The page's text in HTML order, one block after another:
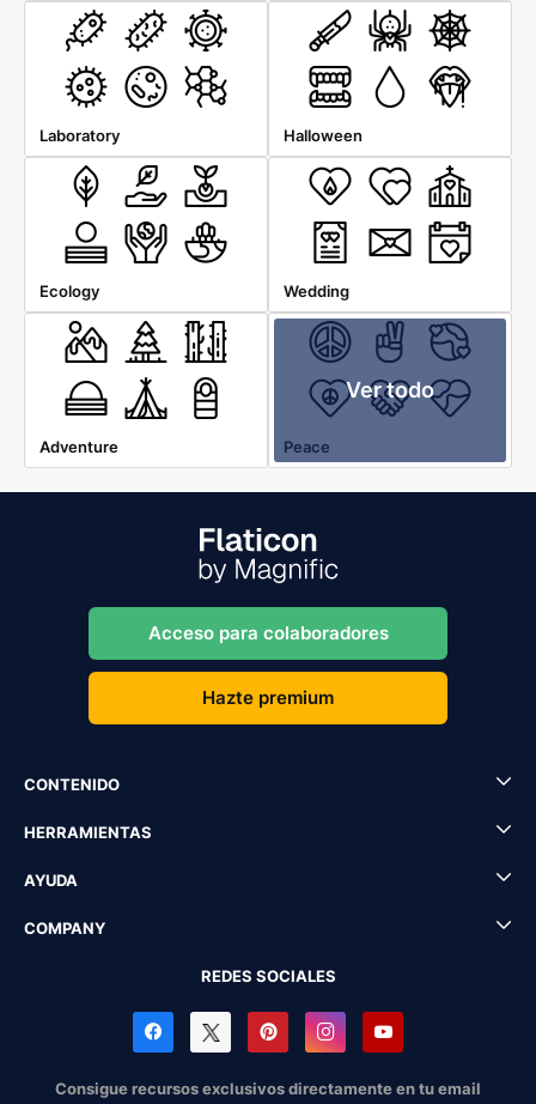
Laboratory Halloween
Ecology Wedding
Adventure
Ver todo
Peace
Acceso para colaboradores
Hazte premium
CONTENIDO
HERRAMIENTAS
AYUDA
COMPANY
REDES SOCIALES
Consigue recursos exclusivos directamente en tu email